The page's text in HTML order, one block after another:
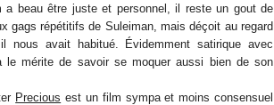
a beau être juste et personnel, il reste un gout de
gags répétitifs de Suleiman, mais déçoit au regard
nous avait habitué. Évidemment satirique avec
le mérite de savoir se moquer aussi bien de son
Precious est un film sympa et moins consensuel